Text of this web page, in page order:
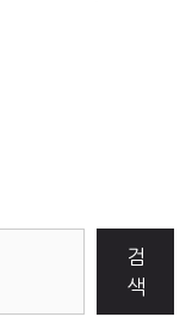
검
색